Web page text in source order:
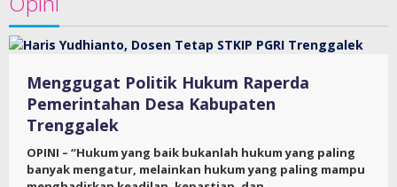
Menggugat Politik Hukum Raperda
Pemerintahan Desa Kabupaten
Trenggalek
OPINI – “Hukum yang baik bukanlah hukum yang paling
banyak mengatur, melainkan hukum yang paling mampu